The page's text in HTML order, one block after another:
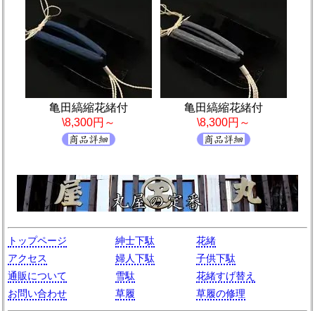
亀田縞縮花緒付
\8,300円～
亀田縞縮花緒付
\8,300円～
トップページ
アクセス
通販について
お問い合わせ
紳士下駄
婦人下駄
雪駄
草履
花緒
子供下駄
花緒すげ替え
草履の修理